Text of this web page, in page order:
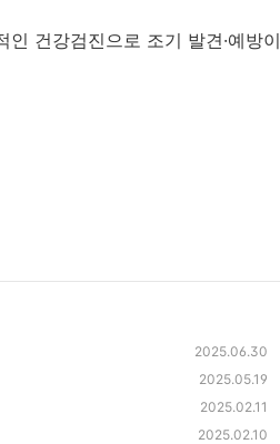
건강검진으로 조기 발견·예방이
2025.06.30
2025.05.19
2025.02.11
2025.02.10